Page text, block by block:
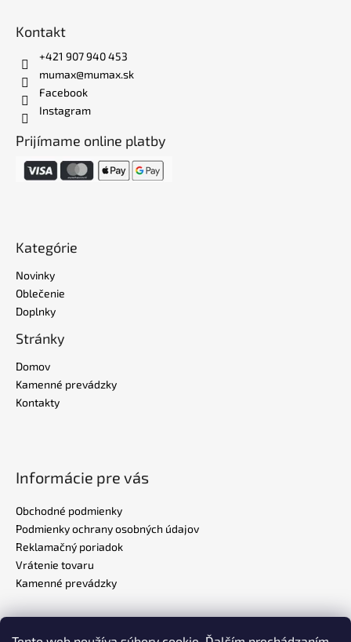
Kontakt
+421 907 940 453
mumax@mumax.sk
Facebook
Instagram
Prijímame online platby
Kategórie
Novinky
Oblečenie
Doplnky
Stránky
Domov
Kamenné prevádzky
Kontakty
Informácie pre vás
Obchodné podmienky
Podmienky ochrany osobných údajov
Reklamačný poriadok
Vrátenie tovaru
Kamenné prevádzky